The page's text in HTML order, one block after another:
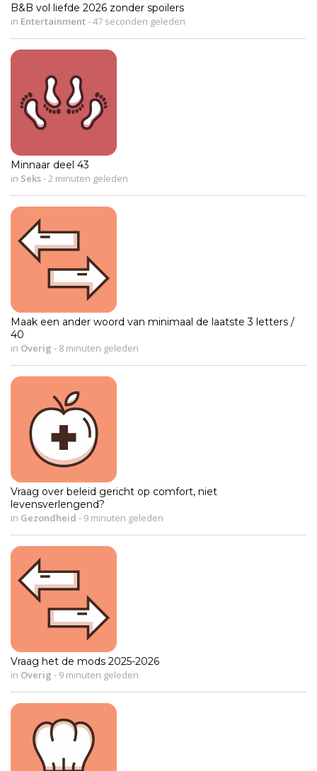
B&B vol liefde 2026 zonder spoilers
in Entertainment-47 seconden geleden
Minnaar deel 43
in Seks-2 minuten geleden
Maak een ander woord van minimaal de laatste 3 letters /
40
in Overig - 8 minuten geleden
Vraag over beleid gericht op comfort, niet
levensverlengend?
in Gezondheid - 9 minuten geleden
Vraag het de mods 2025-2026
in Overig - 9 minuten geleden